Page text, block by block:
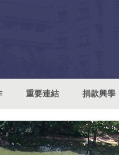
重要連結 捐款興學